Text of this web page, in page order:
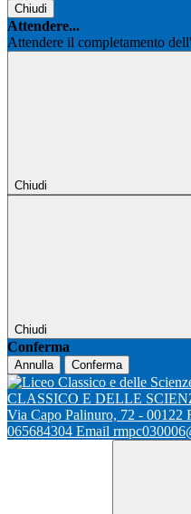
Chiudi
Attendere...
Attendere il completamento
Chiudi
Chiudi
Conferma
Annulla Conferma
CLASSICO E DELLE
Via Capo Palinuro, 72 - 00122
065684304 Email